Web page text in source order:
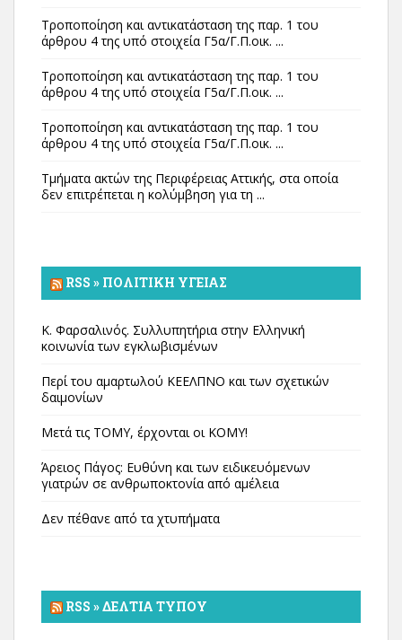
Τροποποίηση και αντικατάσταση της παρ. 1 του
άρθρου 4 της υπό στοιχεία Γ5α/Γ.Π.οικ. ...
Τροποποίηση και αντικατάσταση της παρ. 1 του
άρθρου 4 της υπό στοιχεία Γ5α/Γ.Π.οικ. ...
Τροποποίηση και αντικατάσταση της παρ. 1 του
άρθρου 4 της υπό στοιχεία Γ5α/Γ.Π.οικ. ...
Τμήματα ακτών της Περιφέρειας Αττικής, στα οποία
δεν επιτρέπεται η κολύμβηση για τη ...
RSS » ΠΟΛΙΤΙΚΉ ΥΓΕΊΑΣ
Κ. Φαρσαλινός. Συλλυπητήρια στην Ελληνική
κοινωνία των εγκλωβισμένων
Περί του αμαρτωλού ΚΕΕΛΠΝΟ και των σχετικών
δαιμονίων
Μετά τις ΤΟΜΥ, έρχονται οι ΚΟΜΥ!
Άρειος Πάγος: Ευθύνη και των ειδικευόμενων
γιατρών σε ανθρωποκτονία από αμέλεια
Δεν πέθανε από τα χτυπήματα
RSS » ΔΕΛΤΊΑ ΤΎΠΟΥ